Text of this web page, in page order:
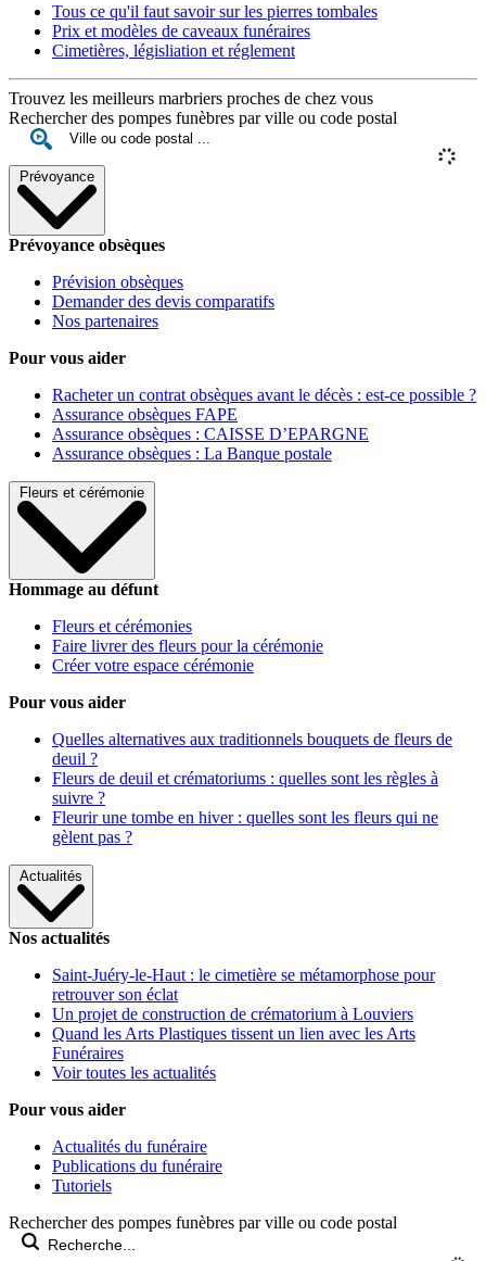
Tous ce qu'il faut savoir sur les pierres tombales
Prix et modèles de caveaux funéraires
Cimetières, législiation et réglement
Trouvez les meilleurs marbriers proches de chez vous
Rechercher des pompes funèbres par ville ou code postal
Prévoyance
Prévoyance obsèques
Prévision obsèques
Demander des devis comparatifs
Nos partenaires
Pour vous aider
Racheter un contrat obsèques avant le décès : est-ce possible ?
Assurance obsèques FAPE
Assurance obsèques : CAISSE D’EPARGNE
Assurance obsèques : La Banque postale
Fleurs et cérémonie
Hommage au défunt
Fleurs et cérémonies
Faire livrer des fleurs pour la cérémonie
Créer votre espace cérémonie
Pour vous aider
Quelles alternatives aux traditionnels bouquets de fleurs de
deuil ?
Fleurs de deuil et crématoriums : quelles sont les règles à
suivre ?
Fleurir une tombe en hiver : quelles sont les fleurs qui ne
gèlent pas ?
Actualités
Nos actualités
Saint-Juéry-le-Haut : le cimetière se métamorphose pour
retrouver son éclat
Un projet de construction de crématorium à Louviers
Quand les Arts Plastiques tissent un lien avec les Arts
Funéraires
Voir toutes les actualités
Pour vous aider
Actualités du funéraire
Publications du funéraire
Tutoriels
Rechercher des pompes funèbres par ville ou code postal